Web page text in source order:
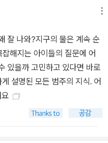
이 제로’를 겪을지도 모릅니
멕시코, 건조한 중동 국가에
고 있습니다. 이 국가들이 물
사람들의 소비 습관 때문입니
서 일어나는 모든 일은 서로
족 사태는 이들의 문제로만
량이 줄고, 식료품이 비싸지
심히 일해도 가족을 먹여 살
잘 나와?지구의 물은 계속 순
해지는 아이들의 질문에 어
있을까 고민하고 있다면 바로
설명된 모든 범주의 지식. 어